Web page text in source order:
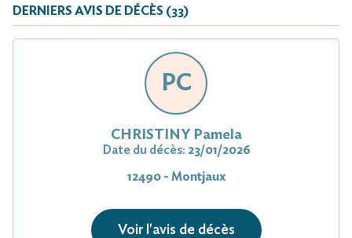
DERNIERS AVIS DE DÉCÈS (33)
PC
CHRISTINY Pamela
Date du décès: 23/01/2026
12490 - Montjaux
Voir l'avis de décès